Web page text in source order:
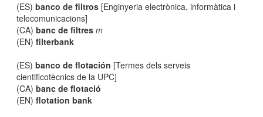
(ES)banco de filtros [Enginyeria electrònica, informàtica i
telecomunicacions]
(CA)banc de filtres m
(EN)filterbank
(ES)banco de flotación [Termes dels serveis
cientificotècnics de la UPC]
(CA)banc de flotació
(EN)flotation bank